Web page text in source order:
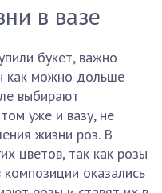
в вазе
букет, важно
как можно дольше
выбирают
уже и вазу, не
жизни роз. В
цветов, так как розы
оказались